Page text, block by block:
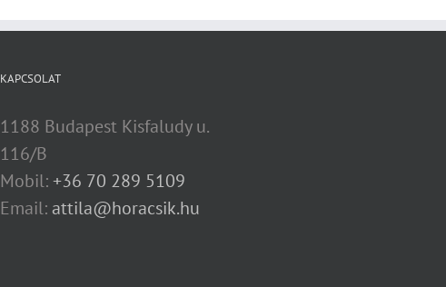
KAPCSOLAT
1188 Budapest Kisfaludy u.
116/B
Mobil:+36 70 289 5109
Email: attila@horacsik.hu